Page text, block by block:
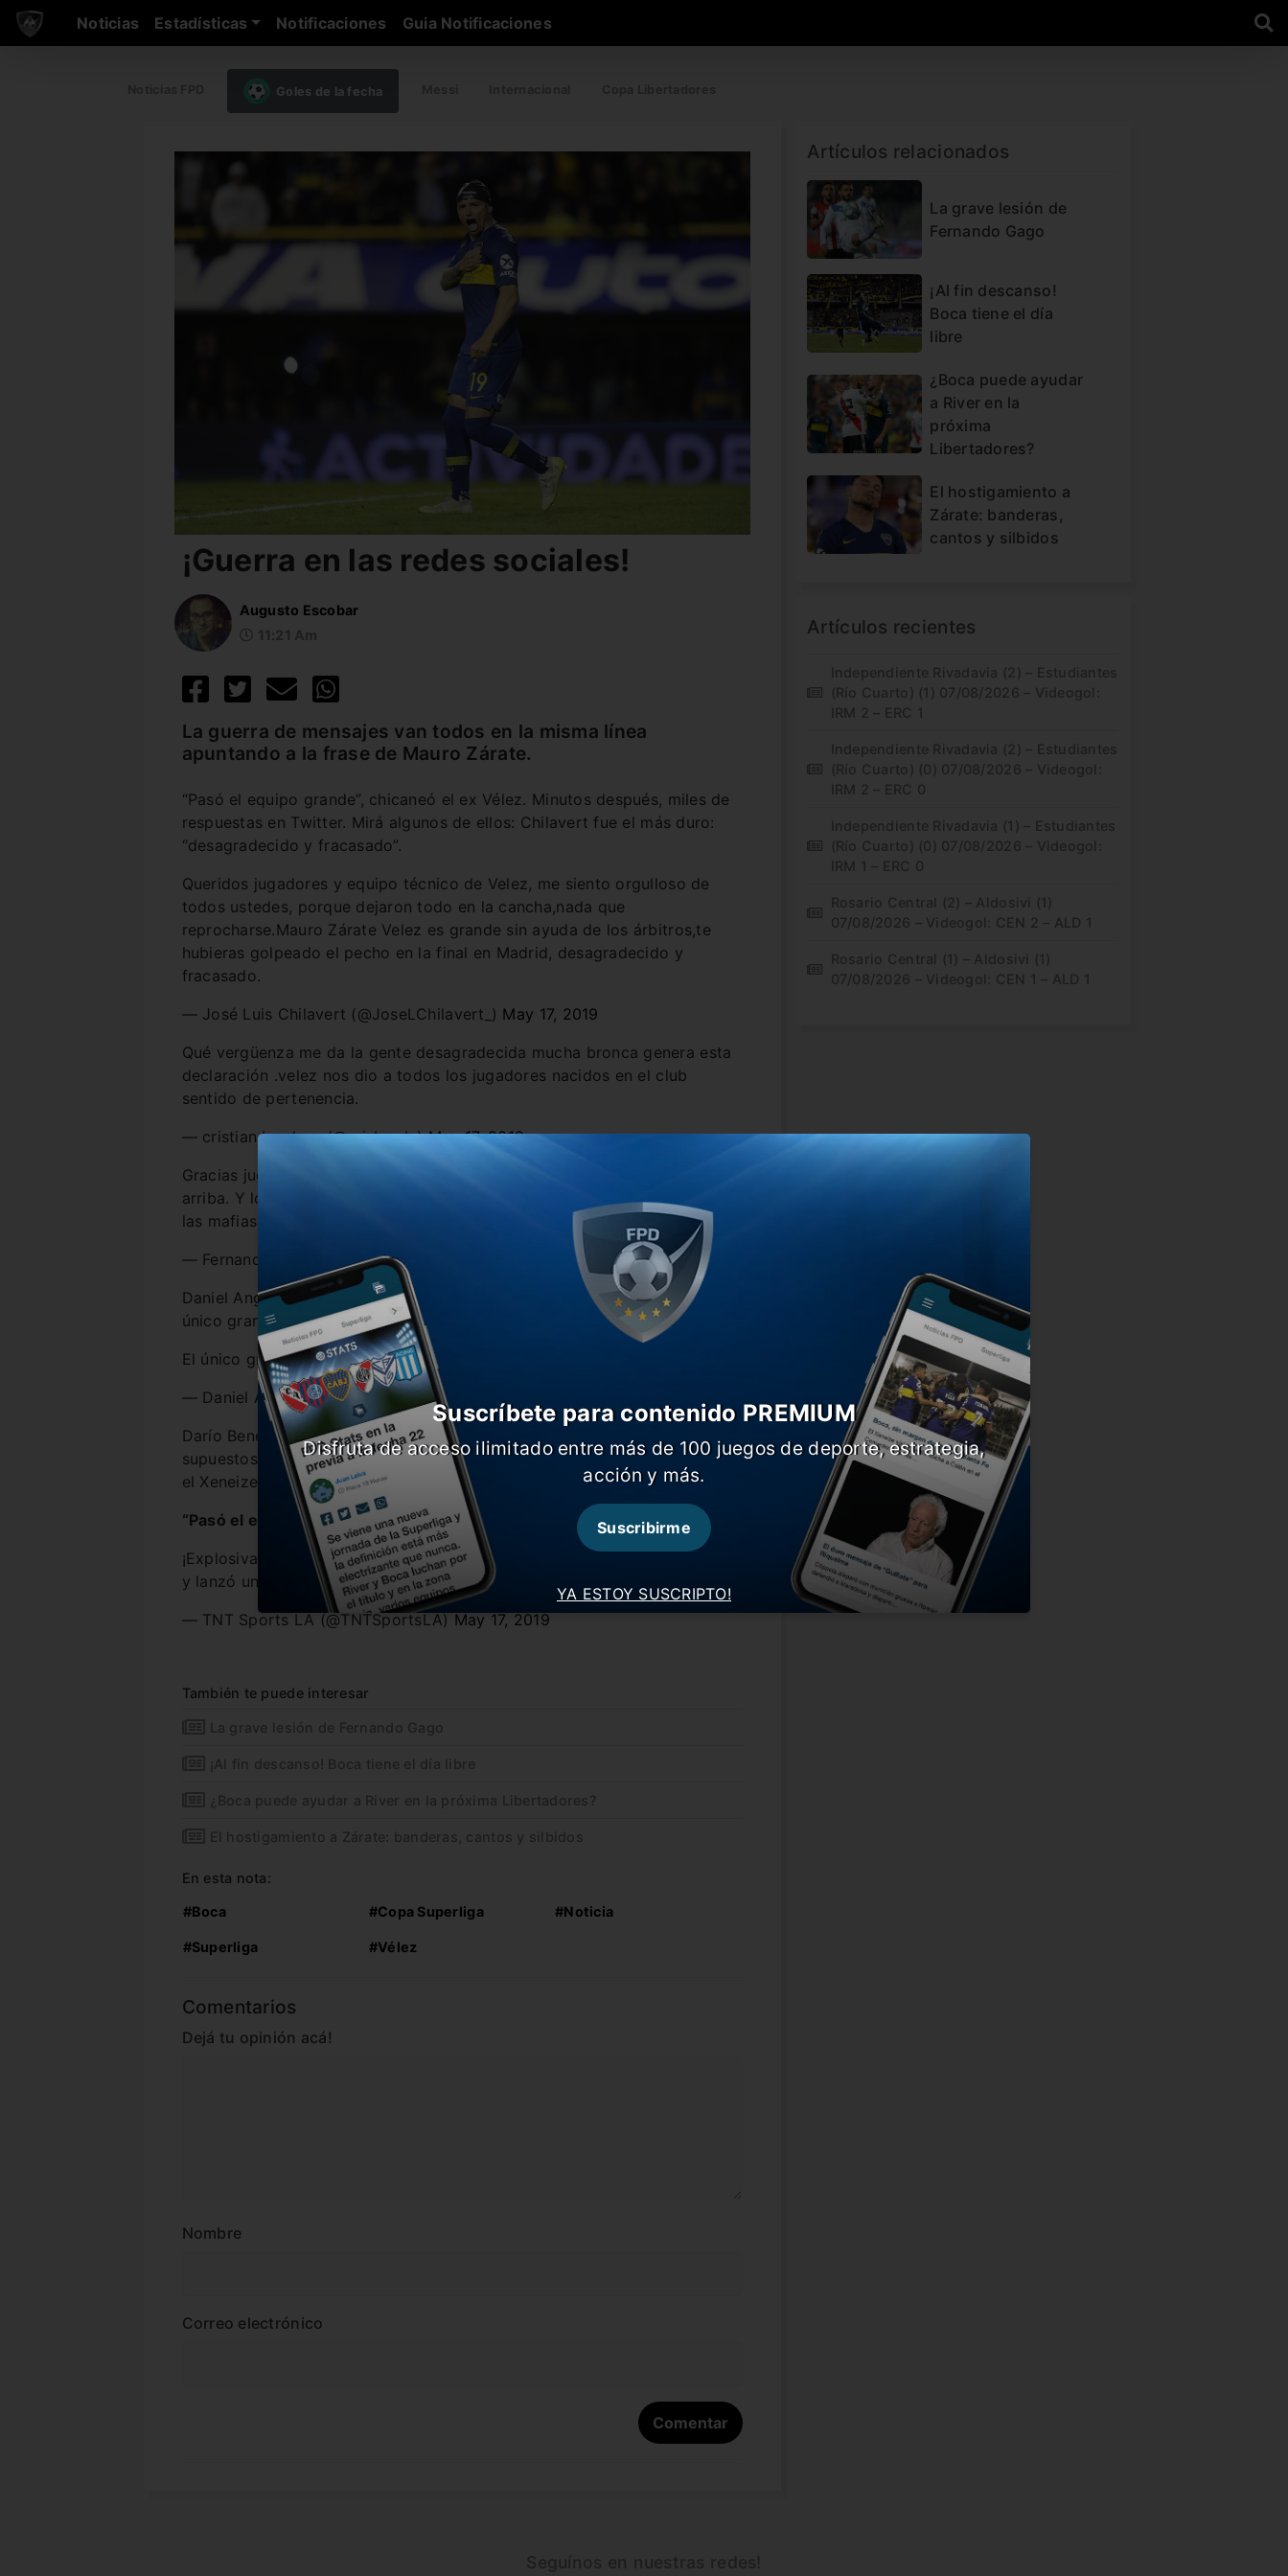
Noticias Estadísticas Notificaciones Guia Notificaciones
Goles de la fecha
¡Guerra en las redes sociales!
Augusto Escobar
La guerra de mensajes van todos en la misma línea
apuntando a la frase de Mauro Zárate.
“Pasó el equipo grande”, chicaneó el ex Vélez. Minutos después, miles de
respuestas en Twitter. Mirá algunos de ellos: Chilavert fue el más duro:
“desagradecido y fracasado”.
Queridos jugadores y equipo técnico de Velez, me siento orgulloso de
todos ustedes, porque dejaron todo en la cancha,nada que
reprocharse.Mauro Zárate Velez es grande sin ayuda de los árbitros,te
hubieras golpeado el pecho en la final en Madrid, desagradecido y
fracasado.
— José Luis Chilavert (@JoseLChilavert_) May 17, 2019
Qué vergüenza me da la gente desagradecida mucha bronca genera esta
declaración .velez nos dio a todos los jugadores nacidos en el club
sentido de pertenencia.
— cristian bardaro (@crisbarda)May 17, 2019
Gracias jugadores y cuerpo técnico!! por dejar la imagen de
arriba. Y los penales bueh, si le cobraban penal a Lazo, no había. Contra
las mafias no se puede. 💙V💙💪… por lo demás ☮️ en el club!
— Fernando Pandolfi (@RiflePandolfiOK)
May 17, 2019
Daniel Angelici, el presidente del Boca, salió a ‘bancar’ los trapos: “El
único grande”, escribió.
El único grande 💪🏻pic.twitter.com/wwpCdvf9tC
— Daniel Angelici (@TanoAngelici)May 17, 2019
Darío Benedetto y Nahitan Nández también se mostraron molestos por
supuestos dichos de los ex futbolistas de Vélez, quienes habían dicho que
el Xeneize había jugado como “equipo chico” en el Amalfitani.
“Pasó el equipo grande”, dijo Mauro, escuchalo.
¡Explosivas declaraciones de Mauro! 🔥 Zárate habló tras eliminar a Vélez
y lanzó un polémico comentario 💣pic.twitter.com/YswqISMkiD
— TNT Sports LA (@TNTSportsLA)May 17, 2019
También te puede interesar
La grave lesión de Fernando Gago
¡Al fin descanso! Boca tiene el día libre
¿Boca puede ayudar a River en la próxima Libertadores?
El hostigamiento a Zárate: banderas, cantos y silbidos
En esta nota:
#Boca #Copa Superliga #Noticia
#Superliga #Vélez
Comentarios
Dejá tu opinión acá!
Nombre
Correo electrónico
Artículos relacionados
La grave lesión de
Fernando Gago
¡Al fin descanso!
Boca tiene el día
libre
¿Boca puede ayudar
a River en la
próxima
Libertadores?
El hostigamiento a
Zárate: banderas,
cantos y silbidos
Artículos recientes
Independiente Rivadavia (2) – Estudiantes
(Río Cuarto) (1) 07/08/2026 – Videogol:
IRM 2 – ERC 1
Independiente Rivadavia (2) – Estudiantes
(Río Cuarto) (0) 07/08/2026 – Videogol:
IRM 2 – ERC 0
Independiente Rivadavia (1) – Estudiantes
(Río Cuarto) (0) 07/08/2026 – Videogol:
IRM 1 – ERC 0
Rosario Central (2) – Aldosivi (1)
07/08/2026 – Videogol: CEN 2 – ALD 1
Rosario Central (1) – Aldosivi (1)
07/08/2026 – Videogol: CEN 1 – ALD 1
YA ESTOY SUSCRIPTO!
Suscríbete para contenido PREMIUM
Disfruta de acceso ilimitado entre más de 100 juegos de deporte, estrategia,
acción y más.
Suscribirme